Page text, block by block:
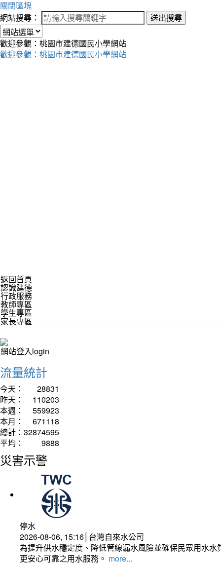
關閉區塊
網站搜尋：
送出搜尋
歡迎參觀：桃園市建德國民小學網站
歡迎參觀：桃園市建德國民小學網站
返回首頁
認識建德
行政服務
教師專區
學生專區
家長專區
網站登入login
流量統計
今天：
28831
昨天：
110203
本週：
559923
本月：
671118
總計： 32874595
平均：
9888
災害示警
停水
2026-08-06, 15:16│台灣自來水公司
為提升供水穩定度、降低管線漏水風險並確保民眾用水
更安心可靠之用水服務。 more...